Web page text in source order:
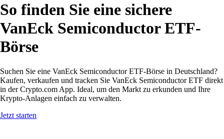
So finden Sie eine sichere
VanEck Semiconductor ETF-
Börse
Suchen Sie eine VanEck Semiconductor ETF-Börse in Deutschland?
Kaufen, verkaufen und tracken Sie VanEck Semiconductor ETF direkt
in der Crypto.com App. Ideal, um den Markt zu erkunden und Ihre
Krypto-Anlagen einfach zu verwalten.
Jetzt starten